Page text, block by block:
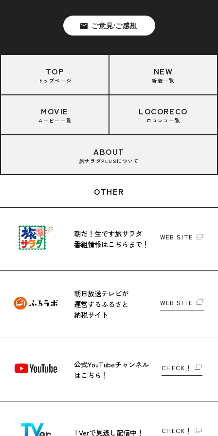
TOP
トップページ
NEW
新着一覧
MOVIE
ムービー一覧
LOCORECO
ロコレコ一覧
ABOUT
旅サラダPLUSについて
OTHER
朝だ！生です旅サラダ
番組情報はこちらまで！
WEB SITE
朝日放送テレビが
運営するふるさと
納税サイト
WEB SITE
公式YouTubeチャンネル
はこちら！
CHECK！
TVerで見逃し配信中！ CHECK！